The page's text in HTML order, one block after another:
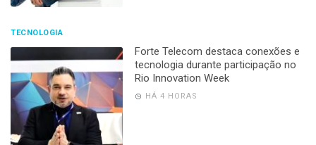
TECNOLOGIA
Forte Telecom destaca conexões e
tecnologia durante participação no
Rio Innovation Week
HÁ 4 HORAS